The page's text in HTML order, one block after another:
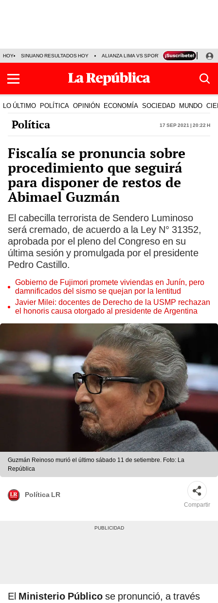
HOY SINUANO RESULTADOS HOY ALIANZA LIMA VS SPORT BOYS JORGE
LO ÚLTIMO POLÍTICA OPINIÓN ECONOMÍA SOCIEDAD MUNDO
Política 17 Sep 2021 | 20:22 h
Fiscalía se pronuncia sobre
procedimiento que seguirá
para disponer de restos de
Abimael Guzmán
El cabecilla terrorista de Sendero Luminoso
será cremado, de acuerdo a la Ley N° 31352,
aprobada por el pleno del Congreso en su
última sesión y promulgada por el presidente
Pedro Castillo.
Gobierno de Fujimori promete viviendas en Junín, pero
damnificados del sismo se quejan por la lentitud
Javier Milei: docentes de Derecho de la USMP rechazan
el honoris causa otorgado al presidente de Argentina
Guzmán Reinoso murió el último sábado 11 de setiembre. Foto: La
República
Política LR
Compartir
El Ministerio Público se pronunció, a través